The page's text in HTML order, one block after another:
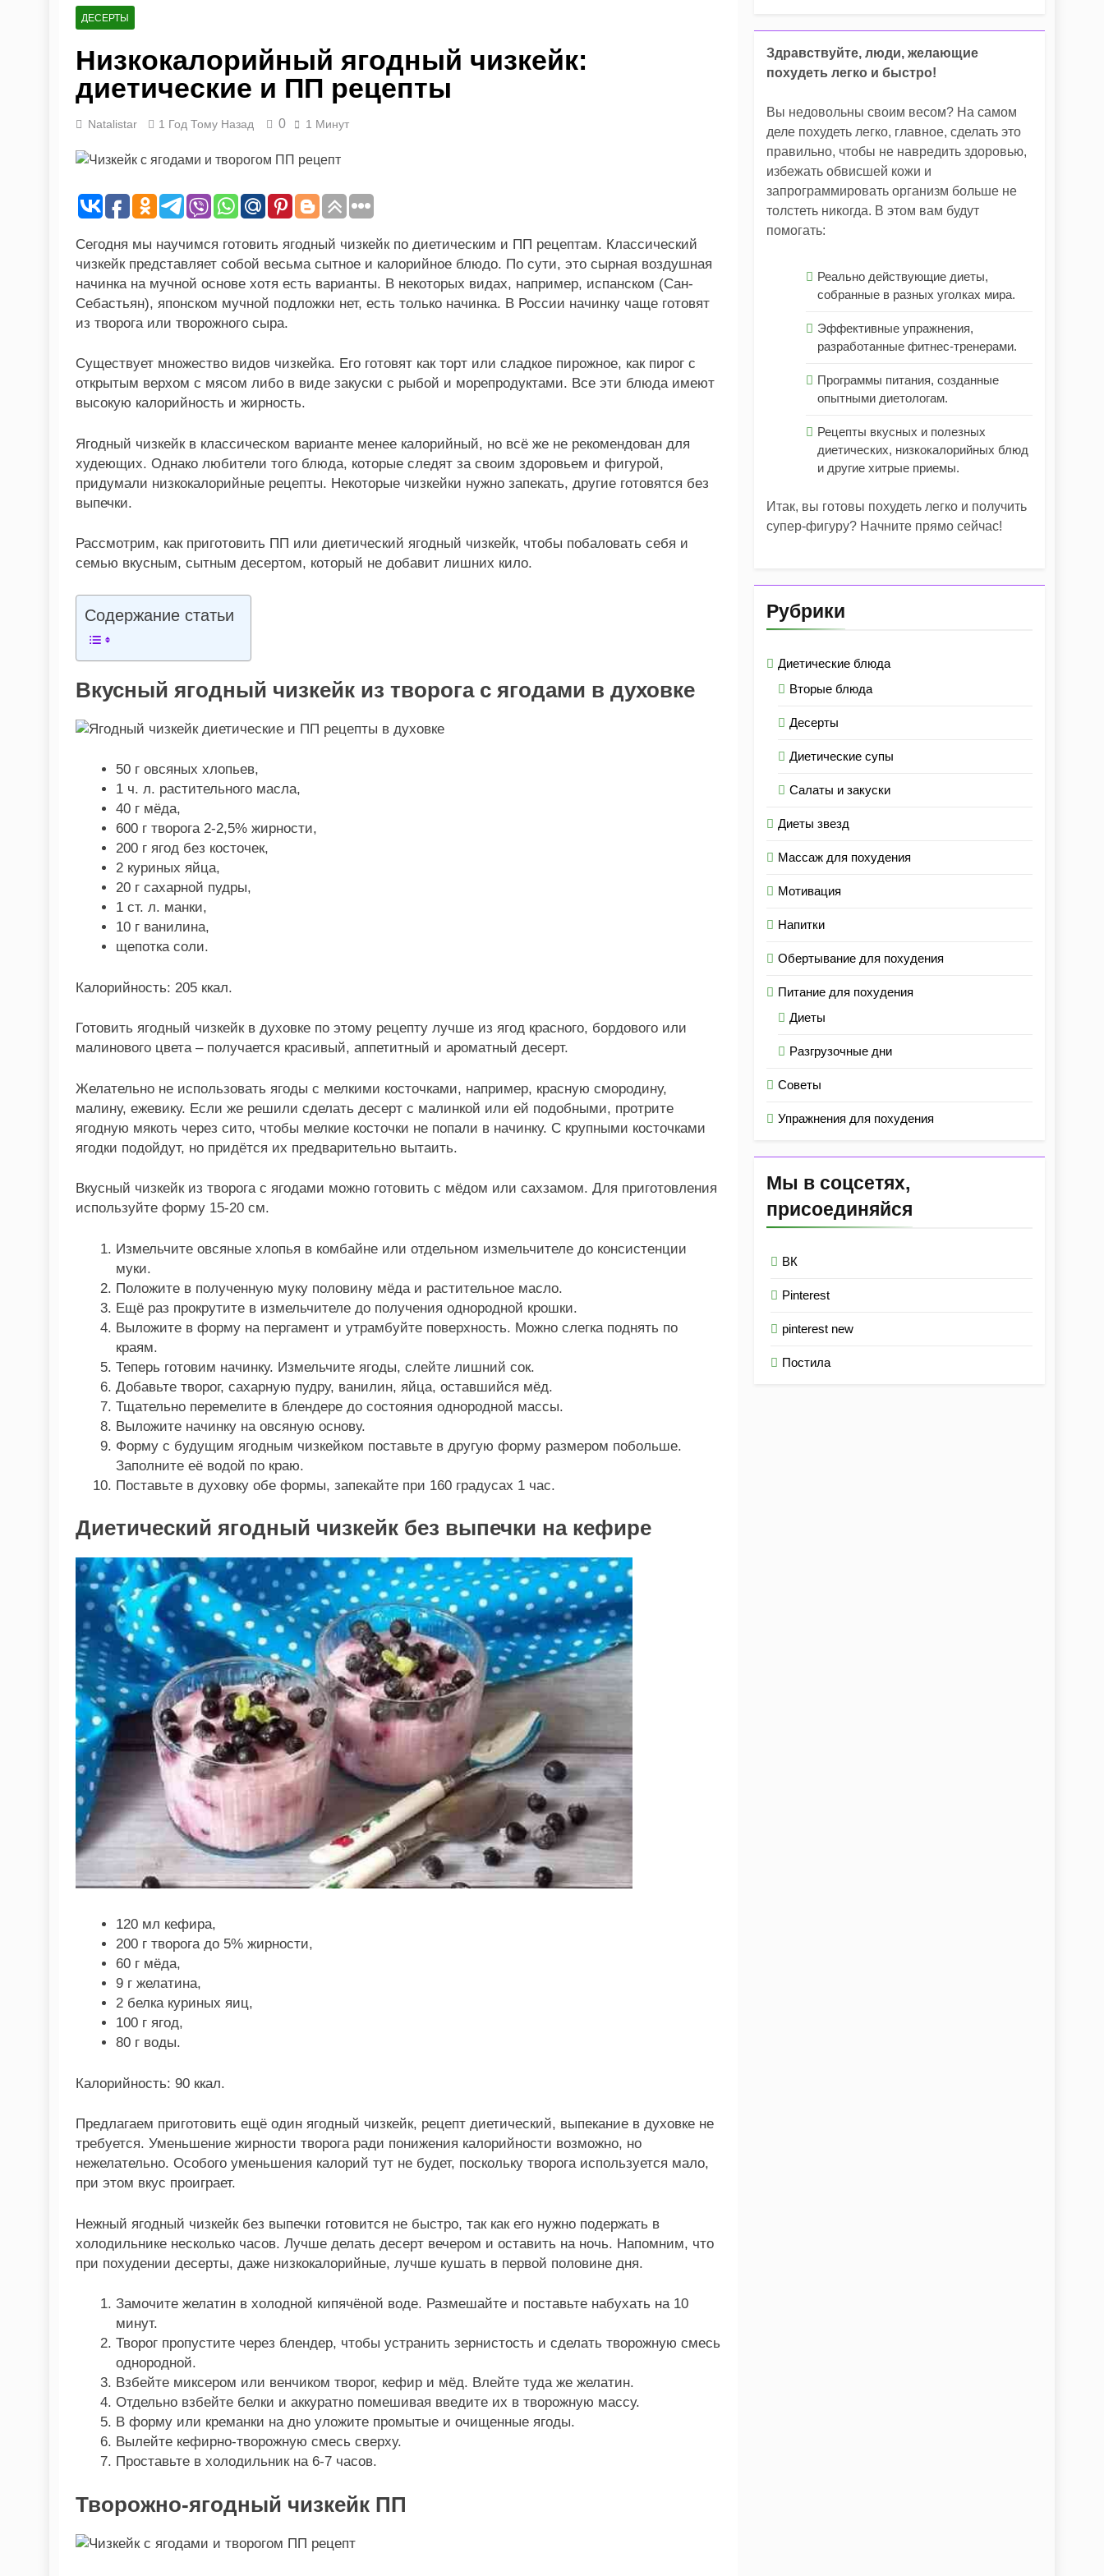
Похудение для типа фигуры «яблоко»: как убрать живот и выстроить гармоничный силуэт
9 Месяцев Тому Назад
Как приготовить диетический фаршированный перец с низкой калорийностью (рецепты с фото)
9 Месяцев Тому Назад
11 Месяцев Тому Назад
Диетические блюда из печени: 10 рецептов
Почему я не худею? Причина неудачи — инсулинорезистентность
11 Месяцев Тому Назад
Рыбная диета на 2 недели – похудение на 5-10 кг на рыбе
ДЕСЕРТЫ
Низкокалорийный ягодный чизкейк:
диетические и ПП рецепты
Natalistar 1 Год Тому Назад 0 1 Минут
Сегодня мы научимся готовить ягодный чизкейк по диетическим и ПП рецептам. Классический
чизкейк представляет собой весьма сытное и калорийное блюдо. По сути, это сырная воздушная
начинка на мучной основе хотя есть варианты. В некоторых видах, например, испанском (Сан-
Себастьян), японском мучной подложки нет, есть только начинка. В России начинку чаще готовят
из творога или творожного сыра.
Существует множество видов чизкейка. Его готовят как торт или сладкое пирожное, как пирог с
открытым верхом с мясом либо в виде закуски с рыбой и морепродуктами. Все эти блюда имеют
высокую калорийность и жирность.
Ягодный чизкейк в классическом варианте менее калорийный, но всё же не рекомендован для
худеющих. Однако любители того блюда, которые следят за своим здоровьем и фигурой,
придумали низкокалорийные рецепты. Некоторые чизкейки нужно запекать, другие готовятся без
выпечки.
Рассмотрим, как приготовить ПП или диетический ягодный чизкейк, чтобы побаловать себя и
семью вкусным, сытным десертом, который не добавит лишних кило.
Содержание статьи
Вкусный ягодный чизкейк из творога с ягодами в духовке
50 г овсяных хлопьев,
1 ч. л. растительного масла,
40 г мёда,
600 г творога 2-2,5% жирности,
200 г ягод без косточек,
2 куриных яйца,
20 г сахарной пудры,
1 ст. л. манки,
10 г ванилина,
щепотка соли.
Калорийность: 205 ккал.
Готовить ягодный чизкейк в духовке по этому рецепту лучше из ягод красного, бордового или
малинового цвета – получается красивый, аппетитный и ароматный десерт.
Желательно не использовать ягоды с мелкими косточками, например, красную смородину,
малину, ежевику. Если же решили сделать десерт с малинкой или ей подобными, протрите
ягодную мякоть через сито, чтобы мелкие косточки не попали в начинку. С крупными косточками
ягодки подойдут, но придётся их предварительно вытаить.
Вкусный чизкейк из творога с ягодами можно готовить с мёдом или сахзамом. Для приготовления
используйте форму 15-20 см.
Измельчите овсяные хлопья в комбайне или отдельном измельчителе до консистенции
муки.
Положите в полученную муку половину мёда и растительное масло.
Ещё раз прокрутите в измельчителе до получения однородной крошки.
Выложите в форму на пергамент и утрамбуйте поверхность. Можно слегка поднять по
краям.
Теперь готовим начинку. Измельчите ягоды, слейте лишний сок.
Добавьте творог, сахарную пудру, ванилин, яйца, оставшийся мёд.
Тщательно перемелите в блендере до состояния однородной массы.
Выложите начинку на овсяную основу.
Форму с будущим ягодным чизкейком поставьте в другую форму размером побольше.
Заполните её водой по краю.
Поставьте в духовку обе формы, запекайте при 160 градусах 1 час.
Диетический ягодный чизкейк без выпечки на кефире
120 мл кефира,
200 г творога до 5% жирности,
60 г мёда,
9 г желатина,
2 белка куриных яиц,
100 г ягод,
80 г воды.
Калорийность: 90 ккал.
Предлагаем приготовить ещё один ягодный чизкейк, рецепт диетический, выпекание в духовке не
требуется. Уменьшение жирности творога ради понижения калорийности возможно, но
нежелательно. Особого уменьшения калорий тут не будет, поскольку творога используется мало,
при этом вкус проиграет.
Нежный ягодный чизкейк без выпечки готовится не быстро, так как его нужно подержать в
холодильнике несколько часов. Лучше делать десерт вечером и оставить на ночь. Напомним, что
при похудении десерты, даже низкокалорийные, лучше кушать в первой половине дня.
Замочите желатин в холодной кипячёной воде. Размешайте и поставьте набухать на 10
минут.
Творог пропустите через блендер, чтобы устранить зернистость и сделать творожную смесь
однородной.
Взбейте миксером или венчиком творог, кефир и мёд. Влейте туда же желатин.
Отдельно взбейте белки и аккуратно помешивая введите их в творожную массу.
В форму или креманки на дно уложите промытые и очищенные ягоды.
Вылейте кефирно-творожную смесь сверху.
Проставьте в холодильник на 6-7 часов.
Творожно-ягодный чизкейк ПП
Здравствуйте, люди, желающие
похудеть легко и быстро!
Вы недовольны своим весом? На самом
деле похудеть легко, главное, сделать это
правильно, чтобы не навредить здоровью,
избежать обвисшей кожи и
запрограммировать организм больше не
толстеть никогда. В этом вам будут
помогать:
Реально действующие диеты,
собранные в разных уголках мира.
Эффективные упражнения,
разработанные фитнес-тренерами.
Программы питания, созданные
опытными диетологам.
Рецепты вкусных и полезных
диетических, низкокалорийных блюд
и другие хитрые приемы.
Итак, вы готовы похудеть легко и получить
супер-фигуру? Начните прямо сейчас!
Рубрики
Диетические блюда
Вторые блюда
Десерты
Диетические супы
Салаты и закуски
Диеты звезд
Массаж для похудения
Мотивация
Напитки
Обертывание для похудения
Питание для похудения
Диеты
Разгрузочные дни
Советы
Упражнения для похудения
Мы в соцсетях,
присоединяйся
ВК
Pinterest
pinterest new
Постила